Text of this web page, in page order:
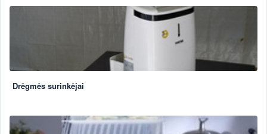
Drėgmės surinkėjai